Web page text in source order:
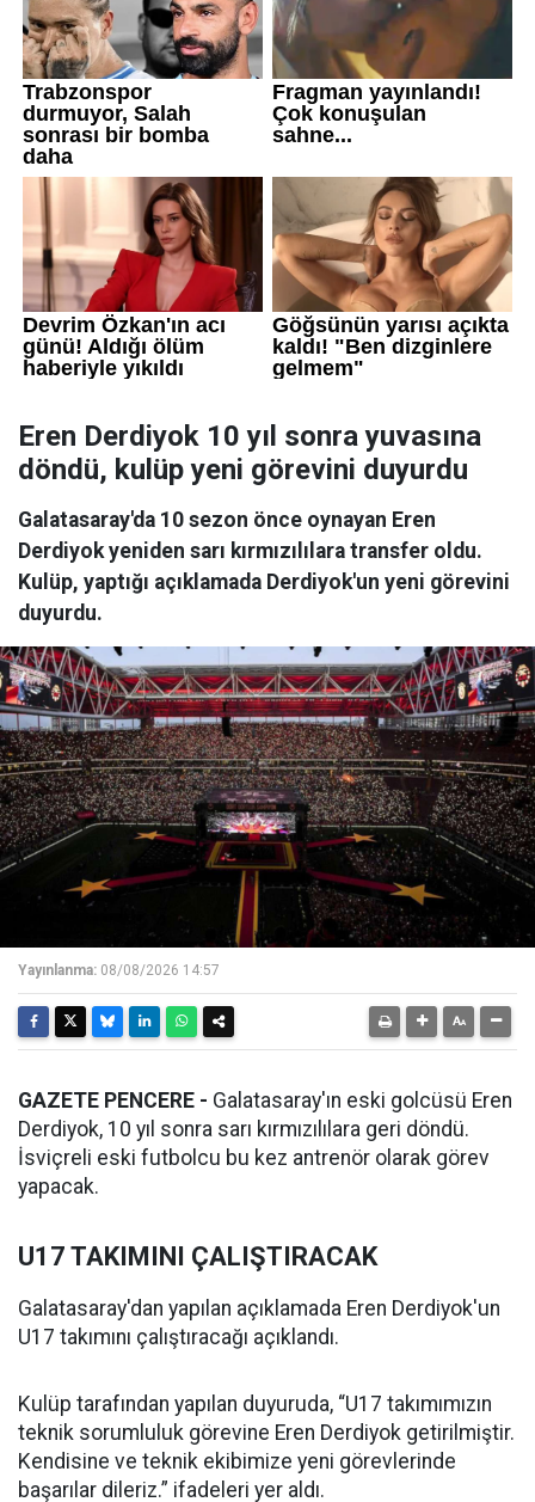
Eren Derdiyok 10 yıl sonra yuvasına
döndü, kulüp yeni görevini duyurdu
Galatasaray'da 10 sezon önce oynayan Eren
Derdiyok yeniden sarı kırmızılılara transfer oldu.
Kulüp, yaptığı açıklamada Derdiyok'un yeni görevini
duyurdu.
Yayınlanma: 08/08/2026 14:57
GAZETE PENCERE - Galatasaray'ın eski golcüsü Eren
Derdiyok, 10 yıl sonra sarı kırmızılılara geri döndü.
İsviçreli eski futbolcu bu kez antrenör olarak görev
yapacak.
U17 TAKIMINI ÇALIŞTIRACAK
Galatasaray'dan yapılan açıklamada Eren Derdiyok'un
U17 takımını çalıştıracağı açıklandı.
Kulüp tarafından yapılan duyuruda, “U17 takımımızın
teknik sorumluluk görevine Eren Derdiyok getirilmiştir.
Kendisine ve teknik ekibimize yeni görevlerinde
başarılar dileriz.” ifadeleri yer aldı.